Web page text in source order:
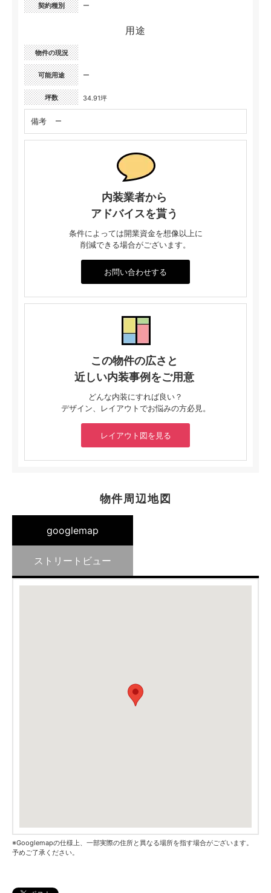
契約種別 ー
用途
物件の現況
可能用途 ー
坪数 34.91坪
備考 ー
内装業者から
アドバイスを貰う
条件によっては開業資金を想像以上に
削減できる場合がございます。
お問い合わせする
この物件の広さと
近しい内装事例をご用意
どんな内装にすれば良い？
デザイン、レイアウトでお悩みの方必見。
レイアウト図を見る
物件周辺地図
googlemap
ストリートビュー
※Googlemapの仕様上、一部実際の住所と異なる場所を指す場合がございます。
予めご了承ください。